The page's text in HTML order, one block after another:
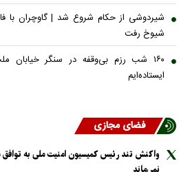
شیوخ رفت
۱۶۰ شب رزم بی‌وقفه در سنگر
ایستاده‌ایم
فضای مجازی
واکنش تند رئیس کمیسیون امنیت ملی به